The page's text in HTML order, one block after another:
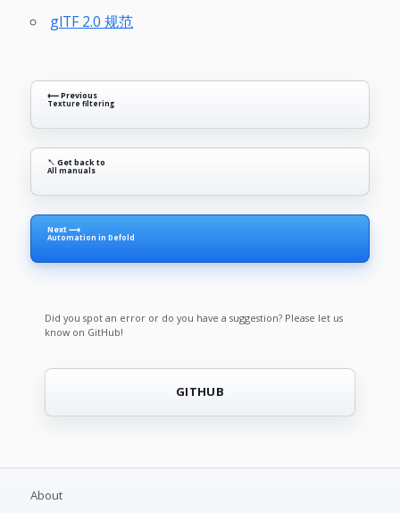
glTF 2.0 规范
⟵ Previous
Texture filtering
↖ Get back to
All manuals
Next ⟶
Automation in Defold
Did you spot an error or do you have a suggestion? Please let us
know on GitHub!
GITHUB
About